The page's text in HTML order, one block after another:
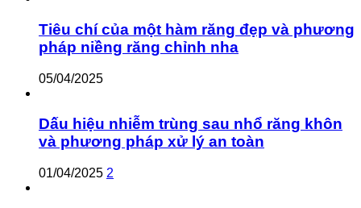
Tiêu chí của một hàm răng đẹp và phương
pháp niềng răng chỉnh nha
05/04/2025
Dấu hiệu nhiễm trùng sau nhổ răng khôn
và phương pháp xử lý an toàn
01/04/2025 2